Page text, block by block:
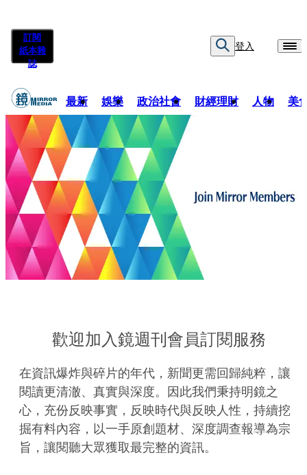
訂閱
紙本雜
誌
登入
最新 娛樂 政治社會 財經理財 人物 美
歡迎加入鏡週刊會員訂閱服務
在資訊爆炸與碎片的年代，新聞更需回歸純粹，讓
閱讀更清澈、真實與深度。因此我們秉持明鏡之
心，充份反映事實，反映時代與反映人性，持續挖
掘有料內容，以一手原創題材、深度調查報導為宗
旨，讓閱聽大眾獲取最完整的資訊。